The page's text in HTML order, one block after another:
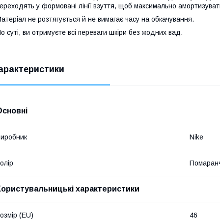
у формовані лінії взуття, щоб максимально
не розтягується й не вимагає часу на обкачування.
суті, ви отримуєте всі переваги шкіри без жодних вад.
Nike
характеристики
(EU) 46